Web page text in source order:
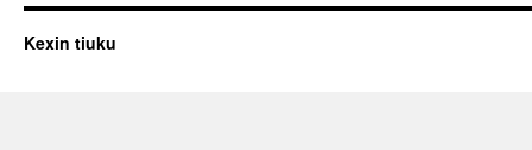
Kexin tiuku